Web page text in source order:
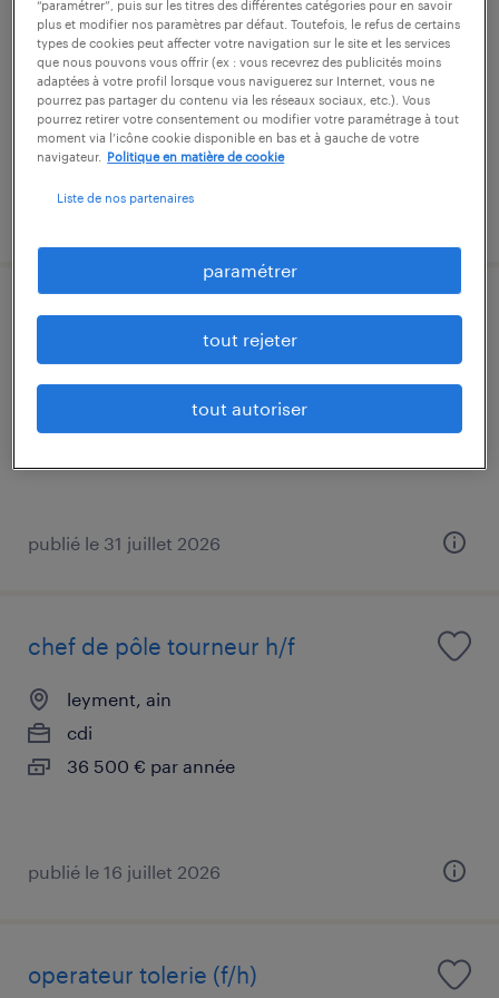
porcieu-amblagnieu, isère
cdi
43 000 € par année
technicien qualité (f/h)
bressolles, ain
12,94 € par heure
publié le 31 juillet 2026
chef de pôle tourneur h/f
leyment, ain
cdi
36 500 € par année
publié le 16 juillet 2026
operateur tolerie (f/h)
“paramétrer”, puis sur les titres des différentes catégories pour en savoir
plus et modifier nos paramètres par défaut. Toutefois, le refus de certains
types de cookies peut affecter votre navigation sur le site et les services
que nous pouvons vous offrir (ex : vous recevrez des publicités moins
adaptées à votre profil lorsque vous naviguerez sur Internet, vous ne
pourrez pas partager du contenu via les réseaux sociaux, etc.). Vous
pourrez retirer votre consentement ou modifier votre paramétrage à tout
moment via l’icône cookie disponible en bas et à gauche de votre
navigateur.
Politique en matière de cookie
Liste de nos partenaires
paramétrer
tout rejeter
tout autoriser